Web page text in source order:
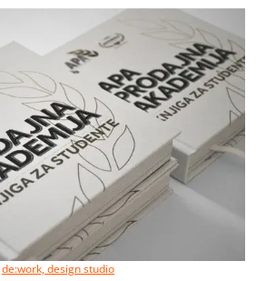
de:work, design studio